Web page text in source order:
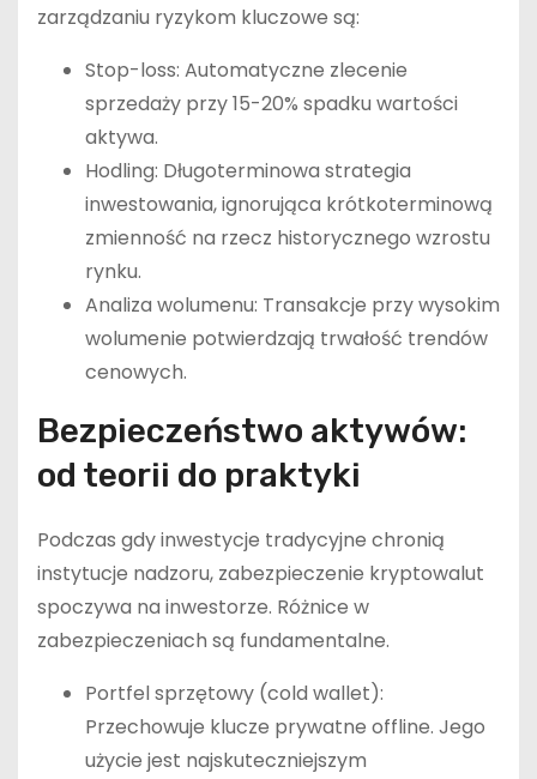
zarządzaniu ryzykom kluczowe są:
Stop-loss: Automatyczne zlecenie
sprzedaży przy 15-20% spadku wartości
aktywa.
Hodling: Długoterminowa strategia
inwestowania, ignorująca krótkoterminową
zmienność na rzecz historycznego wzrostu
rynku.
Analiza wolumenu: Transakcje przy wysokim
wolumenie potwierdzają trwałość trendów
cenowych.
Bezpieczeństwo aktywów:
od teorii do praktyki
Podczas gdy inwestycje tradycyjne chronią
instytucje nadzoru, zabezpieczenie kryptowalut
spoczywa na inwestorze. Różnice w
zabezpieczeniach są fundamentalne.
Portfel sprzętowy (cold wallet):
Przechowuje klucze prywatne offline. Jego
użycie jest najskuteczniejszym